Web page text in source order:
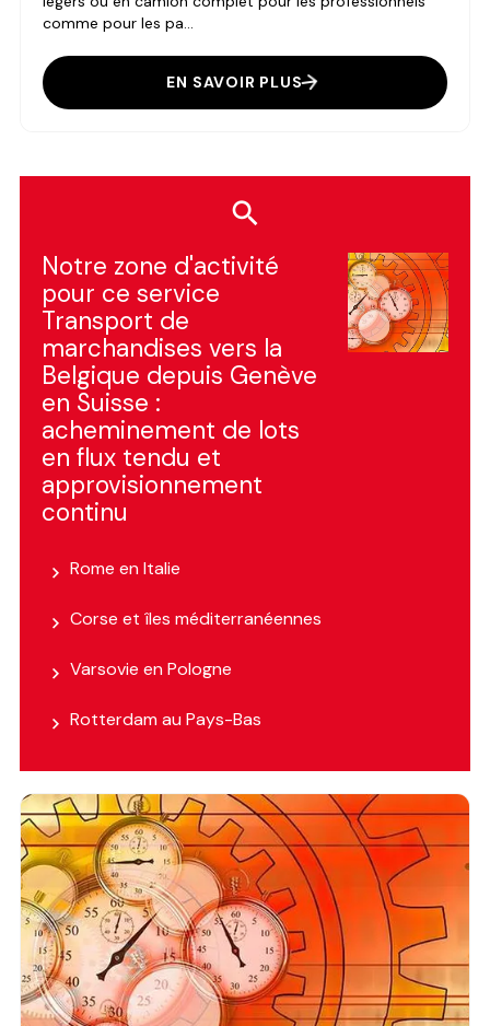
comme pour les pa...
EN SAVOIR PLUS
Notre zone d'activité
pour ce service
Transport de
marchandises vers la
Belgique depuis Genève
en Suisse :
acheminement de lots
en flux tendu et
approvisionnement
continu
Rome en Italie
Corse et îles méditerranéennes
Varsovie en Pologne
Rotterdam au Pays-Bas